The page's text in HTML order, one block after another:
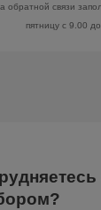
обратной связи
пятницу с 9.00